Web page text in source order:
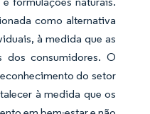
como alternativa
à medida que as
dos consumidores. O
do setor
à medida que os